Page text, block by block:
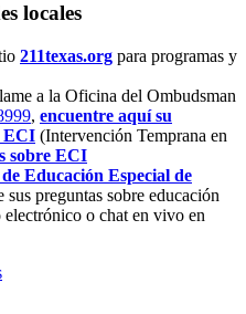
locales
211texas.org para programas y
a la Oficina del Ombudsman
, encuentre aquí su
ECI (Intervención Temprana en
sobre ECI
Educación Especial de
sus preguntas sobre educación
o chat en vivo en